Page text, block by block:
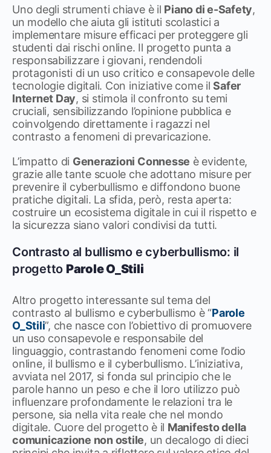
Uno degli strumenti chiave è il Piano di e-Safety,
un modello che aiuta gli istituti scolastici a
implementare misure efficaci per proteggere gli
studenti dai rischi online. Il progetto punta a
responsabilizzare i giovani, rendendoli
protagonisti di un uso critico e consapevole delle
tecnologie digitali. Con iniziative come ilSafer
Internet Day, si stimola il confronto su temi
cruciali, sensibilizzando l’opinione pubblica e
coinvolgendo direttamente i ragazzi nel
contrasto a fenomeni di prevaricazione.
L’impatto di Generazioni Connesse è evidente,
grazie alle tante scuole che adottano misure per
prevenire il cyberbullismo e diffondono buone
pratiche digitali. La sfida, però, resta aperta:
costruire un ecosistema digitale in cui il rispetto e
la sicurezza siano valori condivisi da tutti.
Contrasto al bullismo e cyberbullismo: il
progetto Parole O_Stili
Altro progetto interessante sul tema del
contrasto al bullismo e cyberbullismo è “Parole
O_Stili”, che nasce con l’obiettivo di promuovere
un uso consapevole e responsabile del
linguaggio, contrastando fenomeni come l’odio
online, il bullismo e il cyberbullismo. L’iniziativa,
avviata nel 2017, si fonda sul principio che le
parole hanno un peso e che il loro utilizzo può
influenzare profondamente le relazioni tra le
persone, sia nella vita reale che nel mondo
digitale. Cuore del progetto è il Manifesto della
comunicazione non ostile, un decalogo di dieci